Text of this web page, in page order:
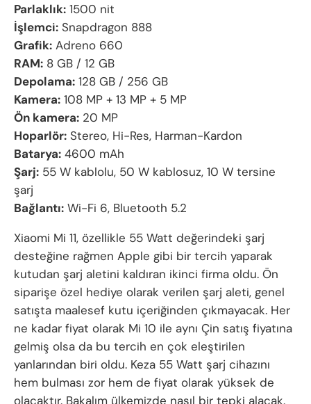
Parlaklık: 1500 nit
İşlemci: Snapdragon 888
Grafik: Adreno 660
RAM: 8 GB / 12 GB
Depolama: 128 GB / 256 GB
Kamera: 108 MP + 13 MP + 5 MP
Ön kamera: 20 MP
Hoparlör: Stereo, Hi-Res, Harman-Kardon
Batarya: 4600 mAh
Şarj: 55 W kablolu, 50 W kablosuz, 10 W tersine
şarj
Bağlantı: Wi-Fi 6, Bluetooth 5.2
Xiaomi Mi 11, özellikle 55 Watt değerindeki şarj
desteğine rağmen Apple gibi bir tercih yaparak
kutudan şarj aletini kaldıran ikinci firma oldu. Ön
siparişe özel hediye olarak verilen şarj aleti, genel
satışta maalesef kutu içeriğinden çıkmayacak. Her
ne kadar fiyat olarak Mi 10 ile aynı Çin satış fiyatına
gelmiş olsa da bu tercih en çok eleştirilen
yanlarından biri oldu. Keza 55 Watt şarj cihazını
hem bulması zor hem de fiyat olarak yüksek de
olacaktır. Bakalım ülkemizde nasıl bir tepki alacak.